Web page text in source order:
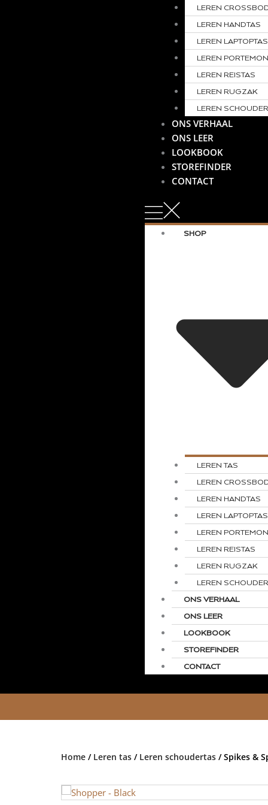
LEREN
LEREN HANDTAS
LEREN LAPTOPTAS
LEREN
LEREN REISTAS
LEREN RUGZAK
LEREN
ONS VERHAAL
ONS LEER
LOOKBOOK
STOREFINDER
CONTACT
SHOP
LEREN TAS
LEREN
LEREN HANDTAS
LEREN LAPTOPTAS
LEREN
LEREN REISTAS
LEREN RUGZAK
LEREN
ONS VERHAAL
ONS LEER
LOOKBOOK
STOREFINDER
CONTACT
Home / Leren tas / Leren schoudertas / Spikes &